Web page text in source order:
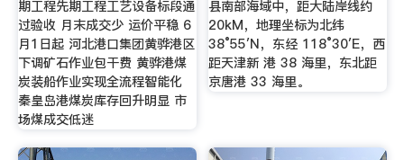
期工程先期工程工艺设备标段通
过验收 月末成交少 运价平稳 6
月1日起 河北港口集团黄骅港区
下调矿石作业包干费 黄骅港煤
炭装船作业实现全流程智能化
秦皇岛港煤炭库存回升明显 市
场煤成交低迷
县南部海域中，距大陆岸线约
20kM，地理坐标为北纬
38°55′N，东经 118°30′E，西
距天津新 港 38 海里，东北距
京唐港 33 海里。